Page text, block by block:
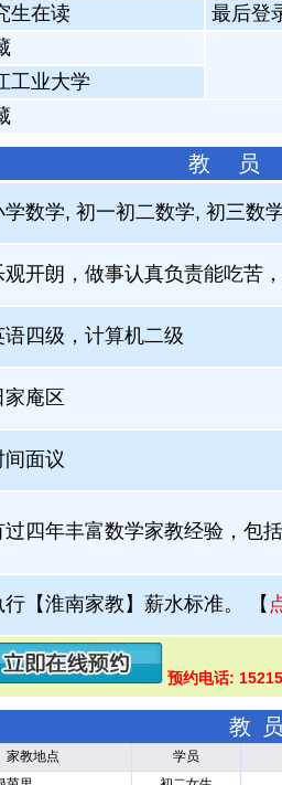
生在读
最后登
工业大学
教 员
学数学, 初一初二数学, 初三数
观开朗，做事认真负责能吃苦
语四级，计算机二级
家庵区
间面议
过四年丰富数学家教经验，包
行【淮南家教】薪水标准。 【
预约电话:
教
家教地点
学员